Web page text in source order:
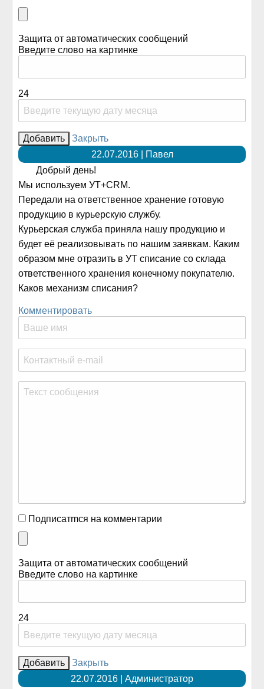
Защита от автоматических сообщений
Введите слово на картинке
24
Закрыть
22.07.2016 | Павел
Добрый день!
Мы используем УТ+CRM.
Передали на ответственное хранение готовую
продукцию в курьерскую службу.
Курьерская служба приняла нашу продукцию и
будет её реализовывать по нашим заявкам. Каким
образом мне отразить в УТ списание со склада
ответственного хранения конечному покупателю.
Каков механизм списания?
Комментировать
Подписатmся на комментарии
Защита от автоматических сообщений
Введите слово на картинке
24
Закрыть
22.07.2016 | Администратор